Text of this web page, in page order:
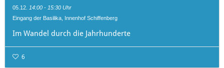
05.12. 14:00 - 15:30 Uhr
Eingang der Basilika, Innenhof Schiffenberg
Im Wandel durch die Jahrhunderte
6